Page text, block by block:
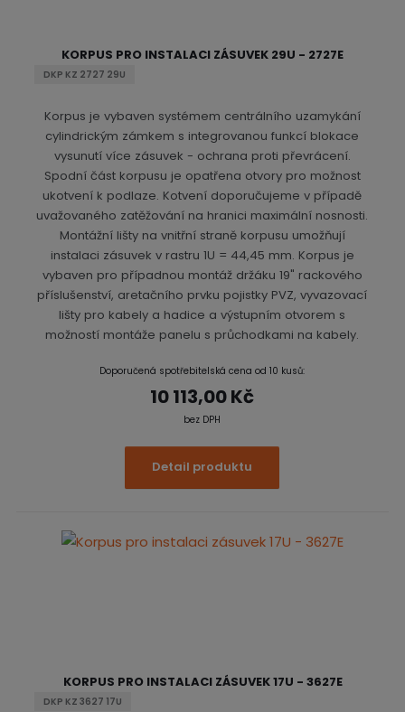
KORPUS PRO INSTALACI ZÁSUVEK 29U - 2727E
DKP KZ 2727 29U
Korpus je vybaven systémem centrálního uzamykání
cylindrickým zámkem s integrovanou funkcí blokace
vysunutí více zásuvek - ochrana proti převrácení.
Spodní část korpusu je opatřena otvory pro možnost
ukotvení k podlaze. Kotvení doporučujeme v případě
uvažovaného zatěžování na hranici maximální nosnosti.
Montážní lišty na vnitřní straně korpusu umožňují
instalaci zásuvek v rastru 1U = 44,45 mm. Korpus je
vybaven pro případnou montáž držáku 19" rackového
příslušenství, aretačního prvku pojistky PVZ, vyvazovací
lišty pro kabely a hadice a výstupním otvorem s
možností montáže panelu s průchodkami na kabely.
Doporučená spotřebitelská cena od 10 kusů:
10 113,00 Kč
bez DPH
Detail produktu
KORPUS PRO INSTALACI ZÁSUVEK 17U - 3627E
DKP KZ 3627 17U